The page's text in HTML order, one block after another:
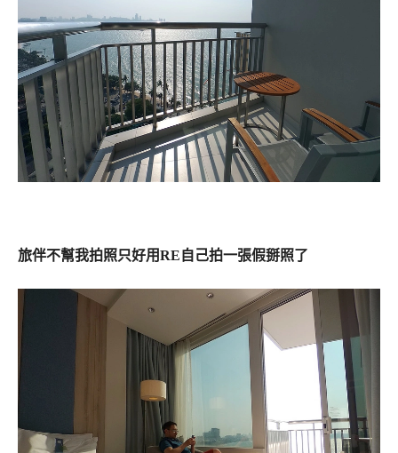
旅伴不幫我拍照只好用RE自己拍一張假掰照了